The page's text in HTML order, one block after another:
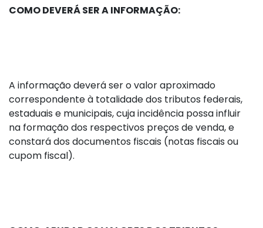
COMO DEVERÁ SER A INFORMAÇÃO:
A informação deverá ser o valor aproximado
correspondente à totalidade dos tributos federais,
estaduais e municipais, cuja incidência possa influir
na formação dos respectivos preços de venda, e
constará dos documentos fiscais (notas fiscais ou
cupom fiscal).